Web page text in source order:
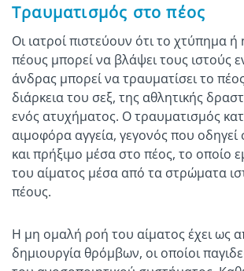
Τραυματισμός στο πέος
Οι ιατροί πιστεύουν ότι το χτύπημα
πέους μπορεί να βλάψει τους ιστούς
άνδρας μπορεί να τραυματίσει το
διάρκεια του σεξ, της αθλητικής
ενός ατυχήματος. Ο τραυματισμός
αιμοφόρα αγγεία, γεγονός που οδηγεί
και πρήξιμο μέσα στο πέος, το οποίο
του αίματος μέσα από τα στρώματα
πέους.
Η μη ομαλή ροή του αίματος έχει ως
δημιουργία θρόμβων, οι οποίοι